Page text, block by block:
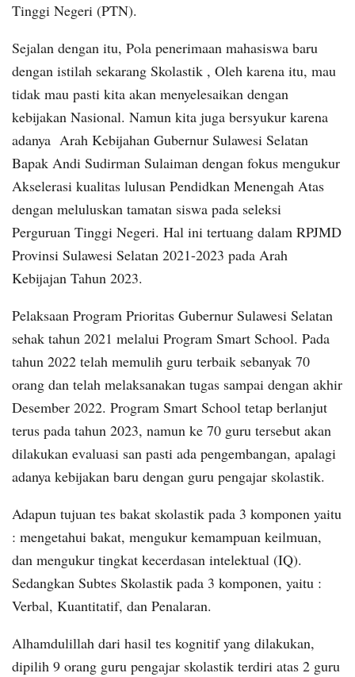
Tinggi Negeri (PTN).
Sejalan dengan itu, Pola penerimaan mahasiswa baru
dengan istilah sekarang Skolastik , Oleh karena itu, mau
tidak mau pasti kita akan menyelesaikan dengan
kebijakan Nasional. Namun kita juga bersyukur karena
adanya Arah Kebijahan Gubernur Sulawesi Selatan
Bapak Andi Sudirman Sulaiman dengan fokus mengukur
Akselerasi kualitas lulusan Pendidkan Menengah Atas
dengan meluluskan tamatan siswa pada seleksi
Perguruan Tinggi Negeri. Hal ini tertuang dalam RPJMD
Provinsi Sulawesi Selatan 2021-2023 pada Arah
Kebijajan Tahun 2023.
Pelaksaan Program Prioritas Gubernur Sulawesi Selatan
sehak tahun 2021 melalui Program Smart School. Pada
tahun 2022 telah memulih guru terbaik sebanyak 70
orang dan telah melaksanakan tugas sampai dengan akhir
Desember 2022. Program Smart School tetap berlanjut
terus pada tahun 2023, namun ke 70 guru tersebut akan
dilakukan evaluasi san pasti ada pengembangan, apalagi
adanya kebijakan baru dengan guru pengajar skolastik.
Adapun tujuan tes bakat skolastik pada 3 komponen yaitu
: mengetahui bakat, mengukur kemampuan keilmuan,
dan mengukur tingkat kecerdasan intelektual (IQ).
Sedangkan Subtes Skolastik pada 3 komponen, yaitu :
Verbal, Kuantitatif, dan Penalaran.
Alhamdulillah dari hasil tes kognitif yang dilakukan,
dipilih 9 orang guru pengajar skolastik terdiri atas 2 guru